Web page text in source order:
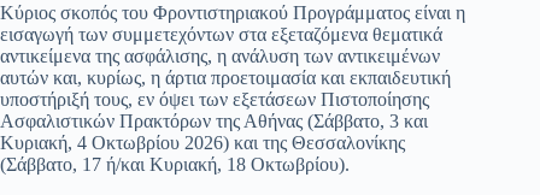
Κύριος σκοπός του Φροντιστηριακού Προγράμματος είναι η
εισαγωγή των συμμετεχόντων στα εξεταζόμενα θεματικά
αντικείμενα της ασφάλισης, η ανάλυση των αντικειμένων
αυτών και, κυρίως, η άρτια προετοιμασία και εκπαιδευτική
υποστήριξή τους, εν όψει των εξετάσεων Πιστοποίησης
Ασφαλιστικών Πρακτόρων της Αθήνας (Σάββατο, 3 και
Κυριακή, 4 Οκτωβρίου 2026) και της Θεσσαλονίκης
(Σάββατο, 17 ή/και Κυριακή, 18 Οκτωβρίου).